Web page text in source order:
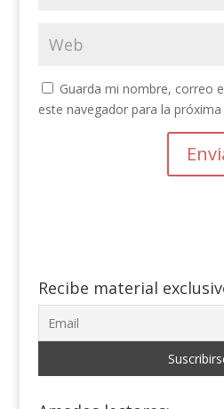
Guarda mi nombre, correo
este navegador para la
Recibe material